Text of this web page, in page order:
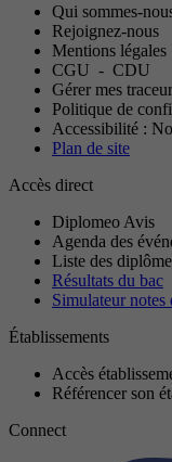
Qui sommes-
Rejoignez-nous
Mentions légales
CGU - CDU
Gérer mes
Politique de
Accessibilité :
Plan de site
Accès direct
Diplomeo Avis
Agenda des
Liste des
Résultats du bac
Simulateur notes
Établissements
Accès
Référencer son
Connect